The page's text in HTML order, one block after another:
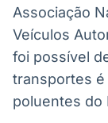
Associação
Veículos
foi possível
transportes
poluentes do